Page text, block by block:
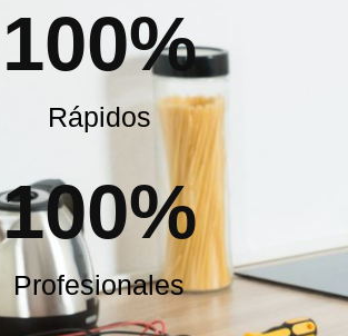
Rápidos
100%
Profesionales
100%